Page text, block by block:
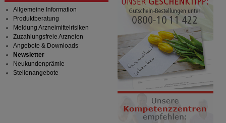
Allgemeine Information
Produktberatung
Meldung Arzneimittelrisiken
Zuzahlungsfreie Arzneien
Angebote & Downloads
Newsletter
Neukundenprämie
Stellenangebote